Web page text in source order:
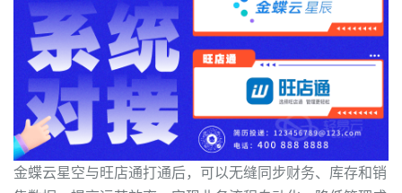
金蝶云星空与旺店通打通后，可以无缝同步财务、库存和销